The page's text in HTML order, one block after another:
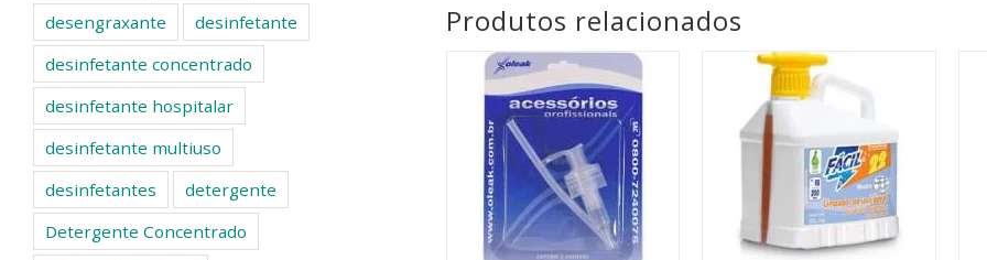
Produtos relacionados
desengraxante
desinfetante
desinfetante concentrado
desinfetante hospitalar
desinfetante multiuso
desinfetantes
detergente
Detergente Concentrado